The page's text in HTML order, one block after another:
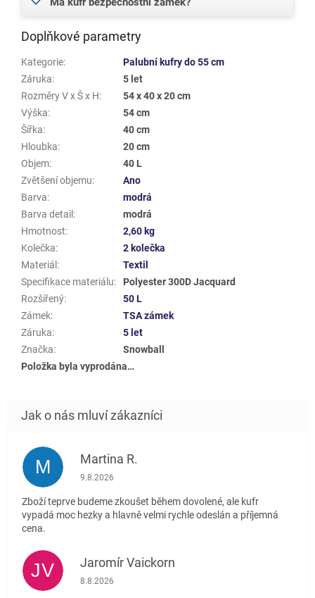
Doplňkové parametry
Kategorie:
Palubní kufry do 55 cm
Záruka:
5 let
Rozměry V x Š x H:
54 x 40 x 20 cm
Výška:
54 cm
Šířka:
40 cm
Hloubka:
20 cm
Objem:
40 L
Zvětšení objemu:
Ano
Barva:
modrá
Barva detail :
modrá
Hmotnost:
2,60 kg
Kolečka:
2 kolečka
Materiál :
Textil
Specifikace materiálu:
Polyester 300D Jacquard
Rozšířený:
50 L
Zámek:
TSA zámek
Záruka:
5 let
Značka:
Snowball
Položka byla vyprodána…
M Martina R.
Hodnocení obchodu je 5 z 5 hvězdiček.
9.8.2026
Zboží teprve budeme zkoušet během dovolené, ale kufr
vypadá moc hezky a hlavně velmi rychle odeslán a příjemná
cena.
JV Jaromír Vaickorn
Hodnocení obchodu je 5 z 5 hvězdiček.
8.8.2026